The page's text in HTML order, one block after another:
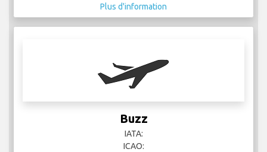
Plus d'information
Buzz
IATA:
ICAO: